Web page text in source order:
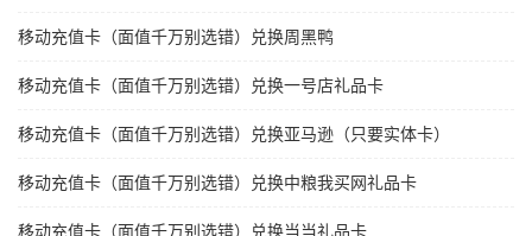
移动充值卡（面值千万别选错）兑换周黑鸭
移动充值卡（面值千万别选错）兑换一号店礼品卡
移动充值卡（面值千万别选错）兑换亚马逊（只要实体卡）
移动充值卡（面值千万别选错）兑换中粮我买网礼品卡
移动充值卡（面值千万别选错）兑换当当礼品卡